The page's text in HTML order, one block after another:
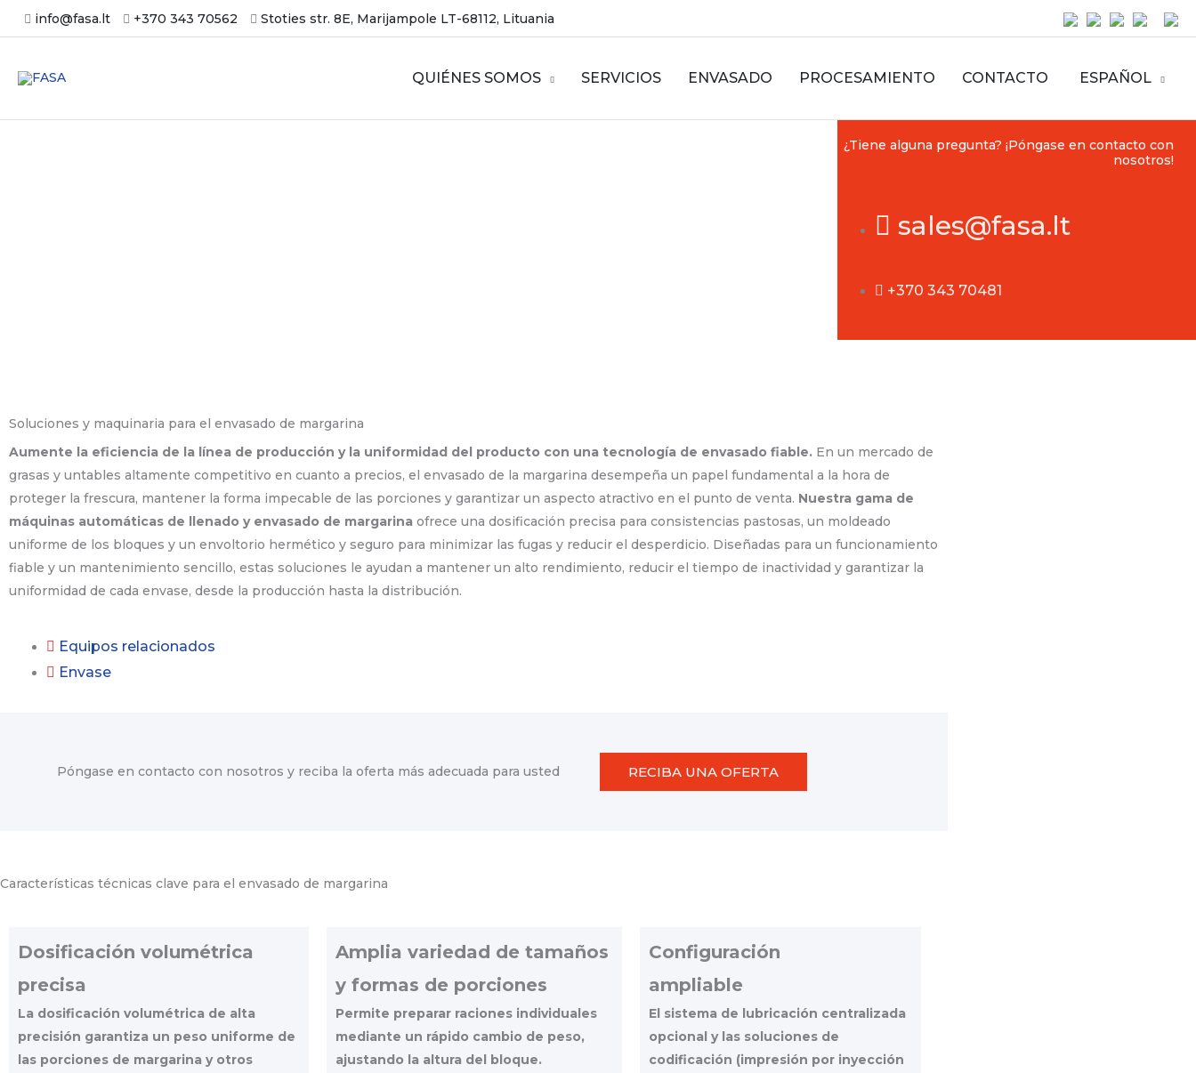
al
info@fasa.lt +370 343 70562 Stoties str. 8E, Marijampole LT-68112, Lituania
QUIÉNES SOMOS SERVICIOS ENVASADO PROCESAMIENTO CONTACTO ESPAÑOL
¿Tiene alguna pregunta? ¡Póngase en contacto con
nosotros!
sales@fasa.lt
+370 343 70481
Soluciones y maquinaria para el envasado de margarina
Aumente la eficiencia de la línea de producción y la uniformidad del producto con una tecnología de envasado fiable. En un mercado de
grasas y untables altamente competitivo en cuanto a precios, el envasado de la margarina desempeña un papel fundamental a la hora de
proteger la frescura, mantener la forma impecable de las porciones y garantizar un aspecto atractivo en el punto de venta. Nuestra gama de
máquinas automáticas de llenado y envasado de margarina ofrece una dosificación precisa para consistencias pastosas, un moldeado
uniforme de los bloques y un envoltorio hermético y seguro para minimizar las fugas y reducir el desperdicio. Diseñadas para un funcionamiento
fiable y un mantenimiento sencillo, estas soluciones le ayudan a mantener un alto rendimiento, reducir el tiempo de inactividad y garantizar la
uniformidad de cada envase, desde la producción hasta la distribución.
Equipos relacionados
Envase
Póngase en contacto con nosotros y reciba la oferta más adecuada para usted RECIBA UNA OFERTA
Características técnicas clave para el envasado de margarina
Dosificación volumétrica
precisa
La dosificación volumétrica de alta
precisión garantiza un peso uniforme de
las porciones de margarina y otros
Amplia variedad de tamaños
y formas de porciones
Permite preparar raciones individuales
mediante un rápido cambio de peso,
ajustando la altura del bloque.
Configuración
ampliable
El sistema de lubricación centralizada
opcional y las soluciones de
codificación (impresión por inyección